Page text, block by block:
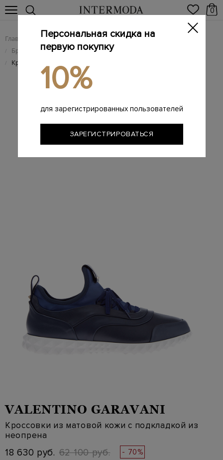
0
Главная Мужчинам / Брендовая мужская обувь
/ Брендовые мужские кроссовки
/ Кроссовки из матовой кожи с подкладкой из неопрена
VALENTINO GARAVANI
Кроссовки из матовой кожи с подкладкой из
неопрена
18 630 руб. 62 100 руб. - 70%
Персональная скидка на
первую покупку
10%
для зарегистрированных пользователей
ЗАРЕГИСТРИРОВАТЬСЯ